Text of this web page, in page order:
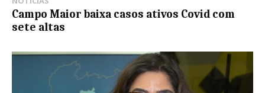
Campo Maior baixa casos ativos Covid com
sete altas